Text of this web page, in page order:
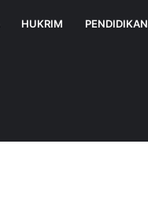
HUKRIM PENDIDIKAN